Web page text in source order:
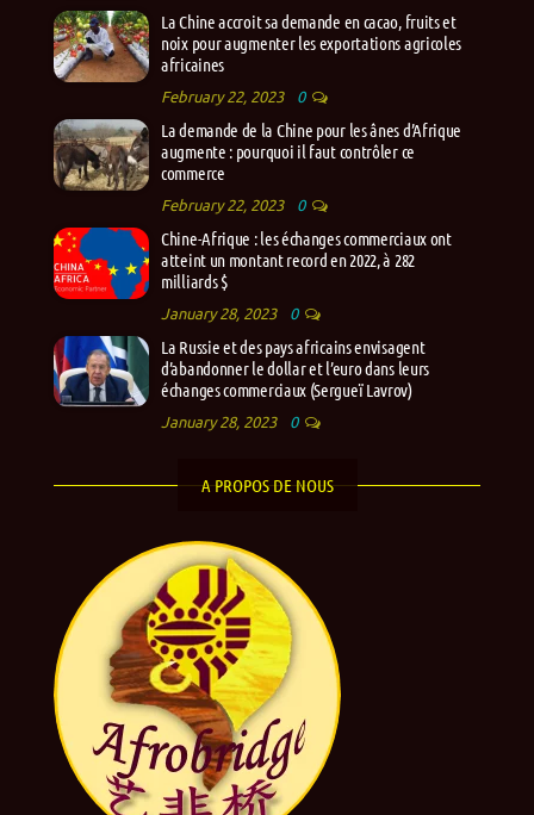
La Chine accroit sa demande en cacao, fruits et
noix pour augmenter les exportations agricoles
africaines
February 22, 2023 0
La demande de la Chine pour les ânes d’Afrique
augmente : pourquoi il faut contrôler ce
commerce
February 22, 2023 0
Chine-Afrique : les échanges commerciaux ont
atteint un montant record en 2022, à 282
milliards $
January 28, 2023 0
La Russie et des pays africains envisagent
d’abandonner le dollar et l’euro dans leurs
échanges commerciaux (Sergueï Lavrov)
January 28, 2023 0
A PROPOS DE NOUS